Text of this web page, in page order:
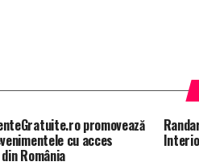
promovează
cu acces
România